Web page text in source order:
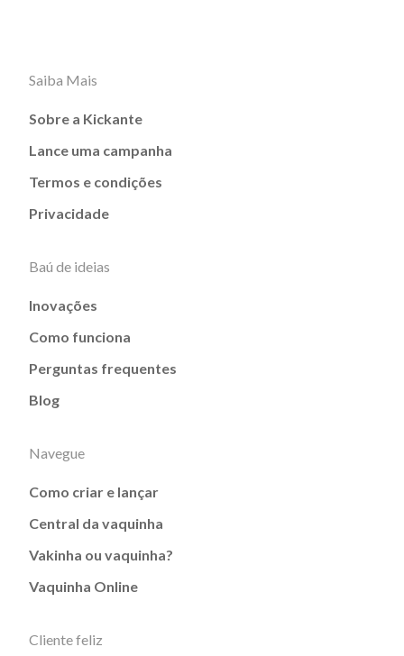
Saiba Mais
Sobre a Kickante
Lance uma campanha
Termos e condições
Privacidade
Baú de ideias
Inovações
Como funciona
Perguntas frequentes
Blog
Navegue
Como criar e lançar
Central da vaquinha
Vakinha ou vaquinha?
Vaquinha Online
Cliente feliz